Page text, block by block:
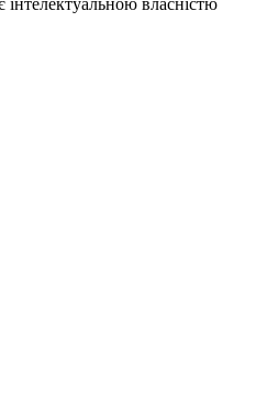
інтелектуальною власністю